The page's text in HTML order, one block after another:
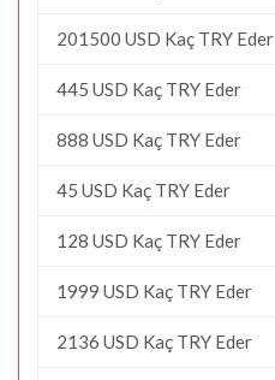
201500 USD Kaç TRY Eder
445 USD Kaç TRY Eder
888 USD Kaç TRY Eder
45 USD Kaç TRY Eder
128 USD Kaç TRY Eder
1999 USD Kaç TRY Eder
2136 USD Kaç TRY Eder